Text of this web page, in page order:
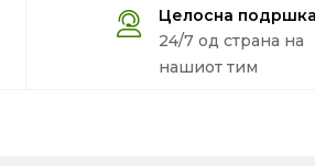
Целосна подршка
24/7 од страна на
нашиот тим